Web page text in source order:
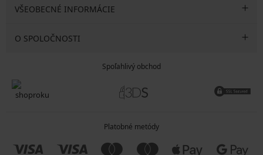
VŠEOBECNÉ INFORMÁCIE
O SPOLOČNOSTI
Spoľahlivý obchod
Platobné metódy